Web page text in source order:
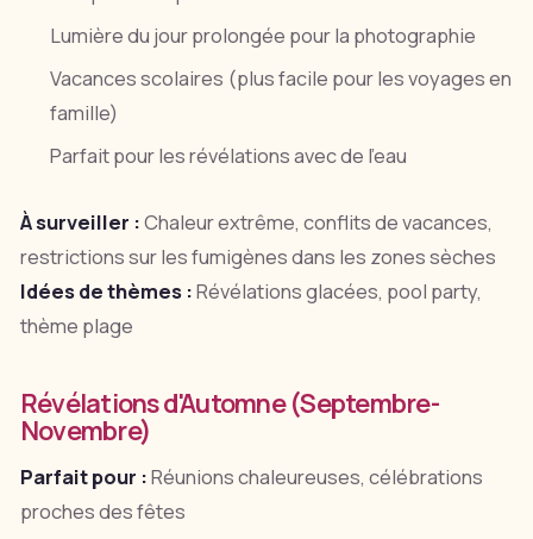
Lumière du jour prolongée pour la photographie
Vacances scolaires (plus facile pour les voyages en
famille)
Parfait pour les révélations avec de l'eau
À surveiller :Chaleur extrême, conflits de vacances,
restrictions sur les fumigènes dans les zones sèches
Idées de thèmes :Révélations glacées, pool party,
thème plage
Révélations d'Automne (Septembre-
Novembre)
Parfait pour :Réunions chaleureuses, célébrations
proches des fêtes